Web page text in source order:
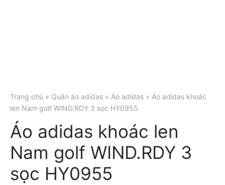
Trang chủ » Quần áo adidas » Áo adidas » Áo adidas khoác
len Nam golf WIND.RDY 3 sọc HY0955
Áo adidas khoác len
Nam golf WIND.RDY 3
sọc HY0955